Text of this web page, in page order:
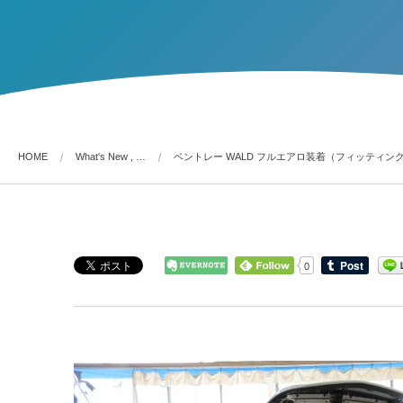
HOME What's New , … ベントレー WALD フルエアロ装着（フィッティン
0